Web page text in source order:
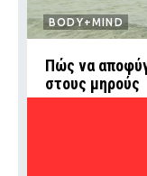
BODY+MIND
Πώς να
στους μηρούς